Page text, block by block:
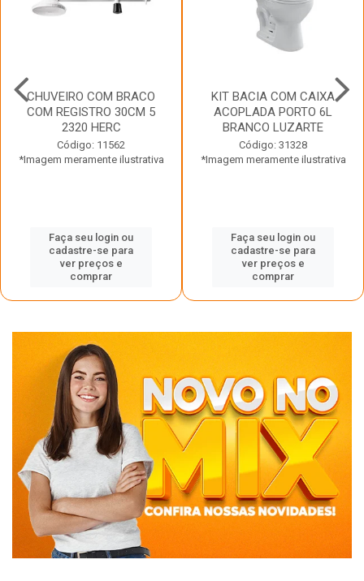
CHUVEIRO COM BRACO
COM REGISTRO 30CM 5
2320 HERC
Código: 11562
*Imagem meramente ilustrativa
Faça seu login ou
cadastre-se para
ver preços e
comprar
KIT BACIA COM CAIXA
ACOPLADA PORTO 6L
BRANCO LUZARTE
Código: 31328
*Imagem meramente ilustrativa
Faça seu login ou
cadastre-se para
ver preços e
comprar